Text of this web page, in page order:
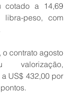
cotado a 14,69
peso, com
contrato agosto
valorização,
US$ 432,00 por